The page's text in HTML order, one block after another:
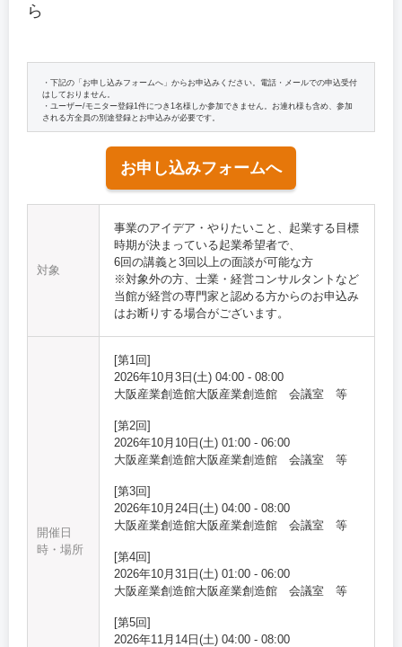
ら
・下記の「お申し込みフォームへ」からお申込みください。電話・メールでの申込受付
はしておりません。
・ユーザー/モニター登録1件につき1名様しか参加できません。お連れ様も含め、参加
される方全員の別途登録とお申込みが必要です。
お申し込みフォームへ
対象
事業のアイデア・やりたいこと、起業する目標
時期が決まっている起業希望者で、
6回の講義と3回以上の面談が可能な方
※対象外の方、士業・経営コンサルタントなど
当館が経営の専門家と認める方からのお申込み
はお断りする場合がございます。
開催日
時・場所
[第1回]
2026年10月3日(土) 04:00 - 08:00
大阪産業創造館大阪産業創造館 会議室 等
[第2回]
2026年10月10日(土) 01:00 - 06:00
大阪産業創造館大阪産業創造館 会議室 等
[第3回]
2026年10月24日(土) 04:00 - 08:00
大阪産業創造館大阪産業創造館 会議室 等
[第4回]
2026年10月31日(土) 01:00 - 06:00
大阪産業創造館大阪産業創造館 会議室 等
[第5回]
2026年11月14日(土) 04:00 - 08:00